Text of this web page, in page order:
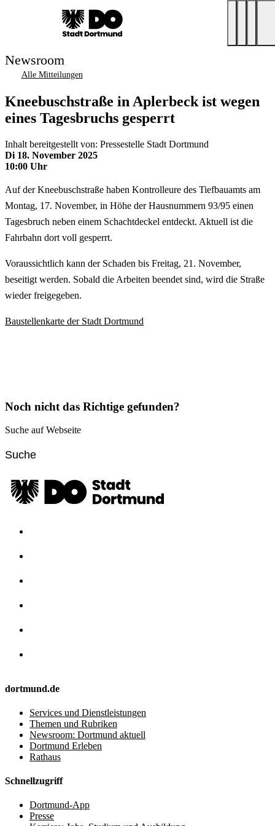
Newsroom
Alle Mitteilungen
Kneebuschstraße in Aplerbeck ist wegen
eines Tagesbruchs gesperrt
Inhalt bereitgestellt von: Pressestelle Stadt Dortmund
Di 18. November 2025
10:00 Uhr
Auf der Kneebuschstraße haben Kontrolleure des Tiefbauamts am
Montag, 17. November, in Höhe der Hausnummern 93/95 einen
Tagesbruch neben einem Schachtdeckel entdeckt. Aktuell ist die
Fahrbahn dort voll gesperrt.
Voraussichtlich kann der Schaden bis Freitag, 21. November,
beseitigt werden. Sobald die Arbeiten beendet sind, wird die Straße
wieder freigegeben.
Baustellenkarte der Stadt Dortmund
Noch nicht das Richtige gefunden?
Suche auf Webseite
dortmund.de
Services und Dienstleistungen
Themen und Rubriken
Newsroom: Dortmund aktuell
Dortmund Erleben
Rathaus
Schnellzugriff
Dortmund-App
Presse